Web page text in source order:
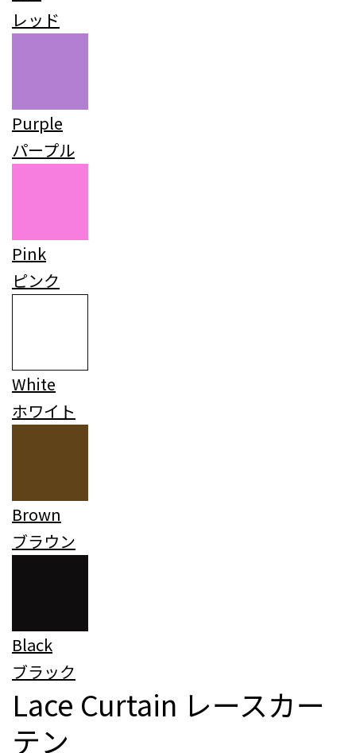
レッド
Purple
パープル
Pink
ピンク
White
ホワイト
Brown
ブラウン
Black
ブラック
Lace Curtain レースカー
テン